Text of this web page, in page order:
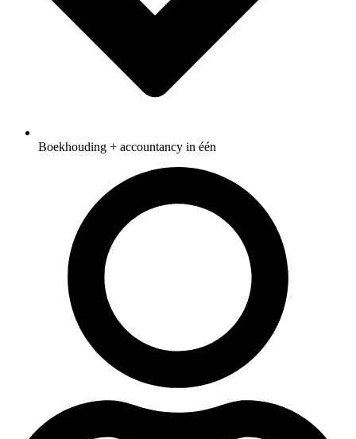
Boekhouding + accountancy in één